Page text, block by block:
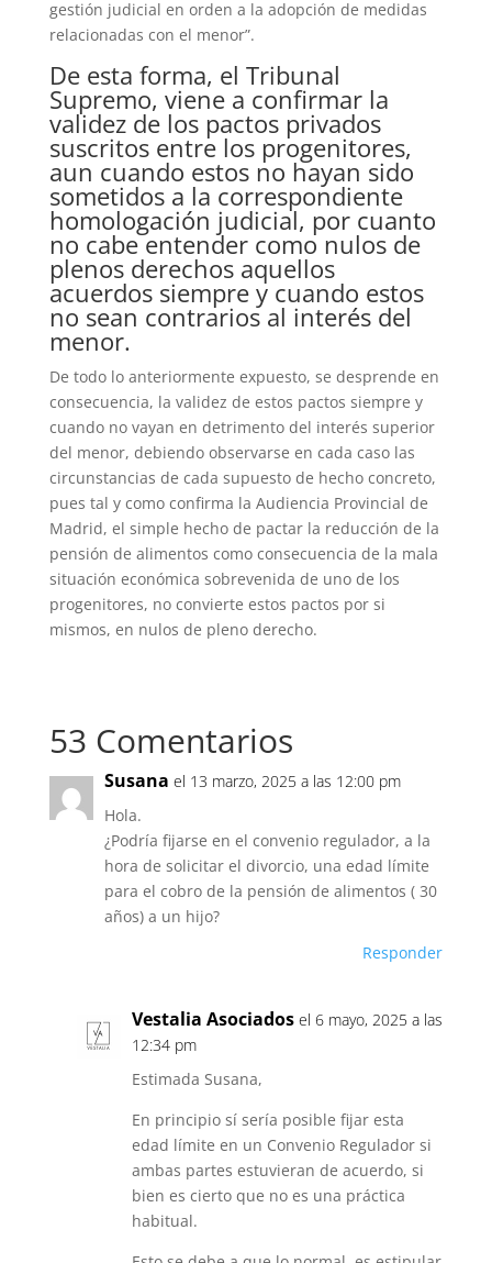
gestión judicial en orden a la adopción de medidas
relacionadas con el menor”.
De esta forma, el Tribunal
Supremo, viene a confirmar la
validez de los pactos privados
suscritos entre los progenitores,
aun cuando estos no hayan sido
sometidos a la correspondiente
homologación judicial, por cuanto
no cabe entender como nulos de
plenos derechos aquellos
acuerdos siempre y cuando estos
no sean contrarios al interés del
menor.
De todo lo anteriormente expuesto, se desprende en
consecuencia, la validez de estos pactos siempre y
cuando no vayan en detrimento del interés superior
del menor, debiendo observarse en cada caso las
circunstancias de cada supuesto de hecho concreto,
pues tal y como confirma la Audiencia Provincial de
Madrid, el simple hecho de pactar la reducción de la
pensión de alimentos como consecuencia de la mala
situación económica sobrevenida de uno de los
progenitores, no convierte estos pactos por si
mismos, en nulos de pleno derecho.
53 Comentarios
Susana el 13 marzo, 2025 a las 12:00 pm
Hola.
¿Podría fijarse en el convenio regulador, a la
hora de solicitar el divorcio, una edad límite
para el cobro de la pensión de alimentos ( 30
años) a un hijo?
Responder
Vestalia Asociados el 6 mayo, 2025 a las
12:34 pm
Estimada Susana,
En principio sí sería posible fijar esta
edad límite en un Convenio Regulador si
ambas partes estuvieran de acuerdo, si
bien es cierto que no es una práctica
habitual.